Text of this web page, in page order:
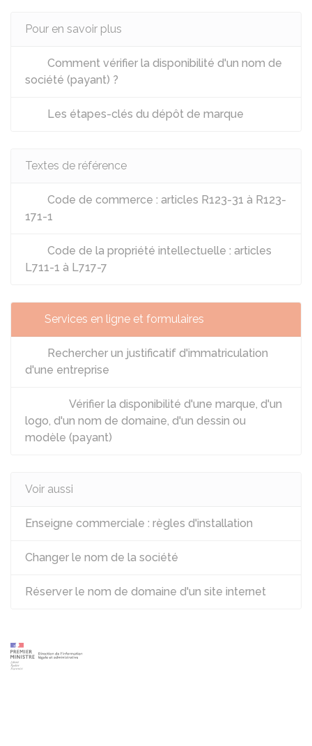
Pour en savoir plus
Comment vérifier la disponibilité d'un nom de
société (payant) ?
Les étapes-clés du dépôt de marque
Textes de référence
Code de commerce : articles R123-31 à R123-
171-1
Code de la propriété intellectuelle : articles
L711-1 à L717-7
Services en ligne et formulaires
Rechercher un justificatif d'immatriculation
d'une entreprise
Vérifier la disponibilité d'une marque, d'un
logo, d'un nom de domaine, d'un dessin ou
modèle (payant)
Voir aussi
Enseigne commerciale : règles d'installation
Changer le nom de la société
Réserver le nom de domaine d'un site internet